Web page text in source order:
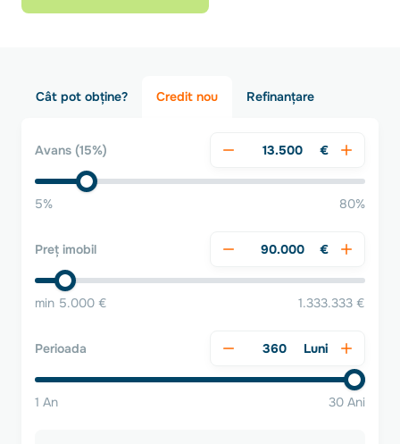
Cât pot obține? Credit nou Refinanțare
Avans (15%) €
5% 80%
Preț imobil €
min 5.000 € 1.333.333 €
Perioada Luni
1 An 30 Ani